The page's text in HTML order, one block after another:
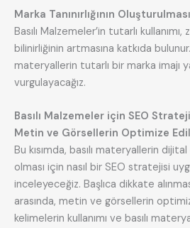
Marka Tanınırlığının Oluşturulması
Basılı Malzemeler’in tutarlı
bilinirliğinin artmasına katkıda bulunur.
materyallerin tutarlı bir marka imajı
vurgulayacağız.
Basılı Malzemeler için SEO
Metin ve Görsellerin Optimize
Bu kısımda, basılı materyallerin
olması için nasıl bir SEO stratejisi
inceleyeceğiz. Başlıca dikkate
arasında, metin ve görsellerin
kelimelerin kullanımı ve basılı